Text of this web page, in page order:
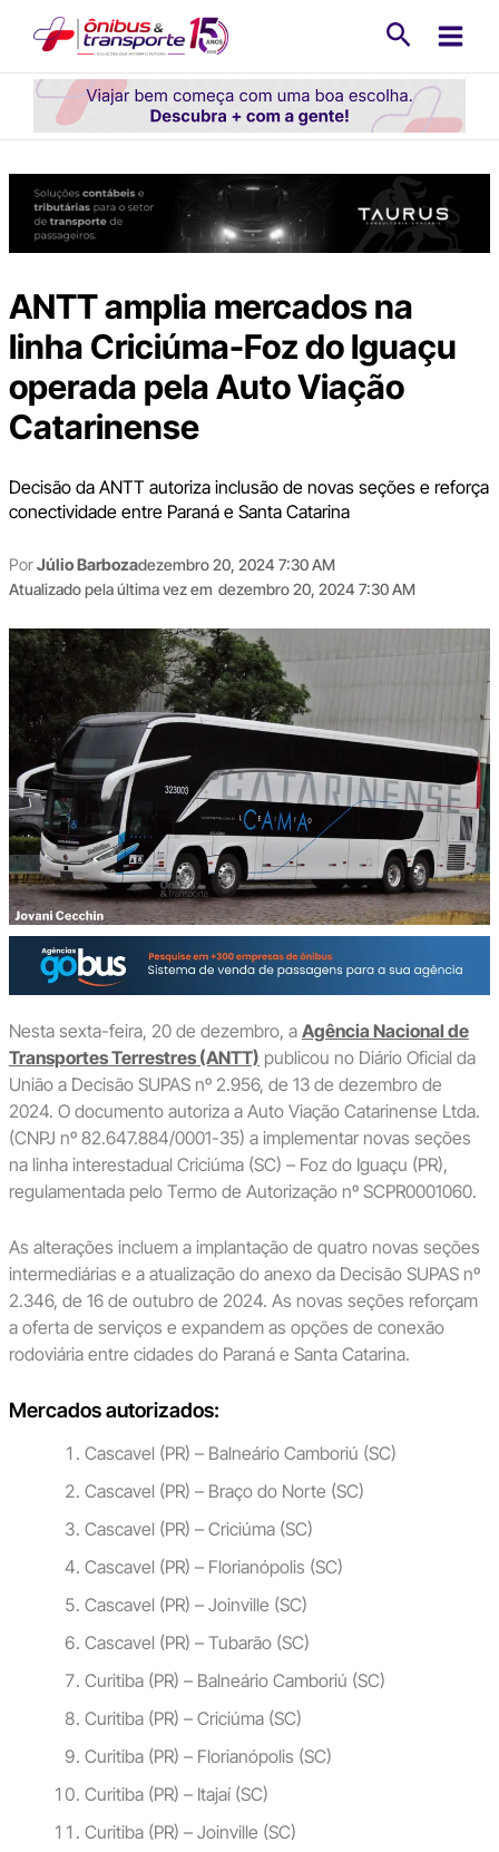
conteúdo
ANTT amplia mercados na
linha Criciúma-Foz do Iguaçu
operada pela Auto Viação
Catarinense
Decisão da ANTT autoriza inclusão de novas seções e reforça
conectividade entre Paraná e Santa Catarina
PorJúlio Barbozadezembro 20, 2024 7:30 AM
Atualizado pela última vez em dezembro 20, 2024 7:30 AM
Nesta sexta-feira, 20 de dezembro, a Agência Nacional de
Transportes Terrestres (ANTT) publicou no Diário Oficial da
União a Decisão SUPAS nº 2.956, de 13 de dezembro de
2024. O documento autoriza a Auto Viação Catarinense Ltda.
(CNPJ nº 82.647.884/0001-35) a implementar novas seções
na linha interestadual Criciúma (SC) – Foz do Iguaçu (PR),
regulamentada pelo Termo de Autorização nº SCPR0001060.
As alterações incluem a implantação de quatro novas seções
intermediárias e a atualização do anexo da Decisão SUPAS nº
2.346, de 16 de outubro de 2024. As novas seções reforçam
a oferta de serviços e expandem as opções de conexão
rodoviária entre cidades do Paraná e Santa Catarina.
Mercados autorizados:
Cascavel (PR) – Balneário Camboriú (SC)
Cascavel (PR) – Braço do Norte (SC)
Cascavel (PR) – Criciúma (SC)
Cascavel (PR) – Florianópolis (SC)
Cascavel (PR) – Joinville (SC)
Cascavel (PR) – Tubarão (SC)
Curitiba (PR) – Balneário Camboriú (SC)
Curitiba (PR) – Criciúma (SC)
Curitiba (PR) – Florianópolis (SC)
Curitiba (PR) – Itajaí (SC)
Curitiba (PR) – Joinville (SC)